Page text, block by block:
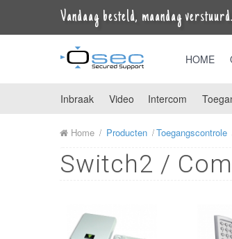
Vandaag besteld, maandag verstuurd.
HOME
Inbraak Video Intercom
Home Producten Toegangscontrole
Switch2 /